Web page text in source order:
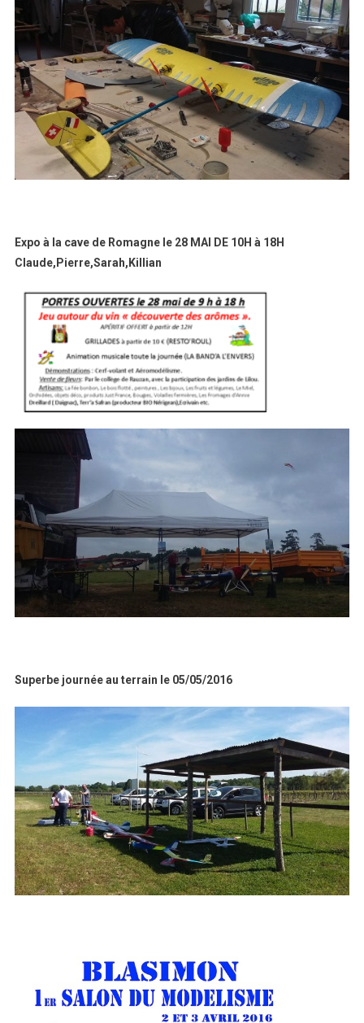
Expo à la cave de Romagne le 28 MAI DE 10H à 18H
Claude,Pierre,Sarah,Killian
Superbe journée au terrain le 05/05/2016